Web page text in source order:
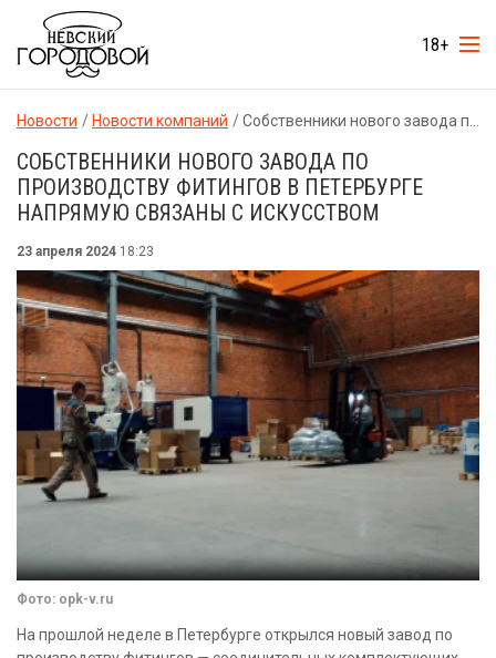
18+
Новости Новости компаний Собственники нового завода по производству фитингов в Петербурге напрямую связаны с искусством
СОБСТВЕННИКИ НОВОГО ЗАВОДА ПО
ПРОИЗВОДСТВУ ФИТИНГОВ В ПЕТЕРБУРГЕ
НАПРЯМУЮ СВЯЗАНЫ С ИСКУССТВОМ
23 апреля 2024 18:23
Фото: opk-v.ru
На прошлой неделе в Петербурге открылся новый завод по